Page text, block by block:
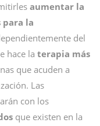
aumentar la
para la
del
hace la terapia más
que acuden a
Las
con los
que existen en la